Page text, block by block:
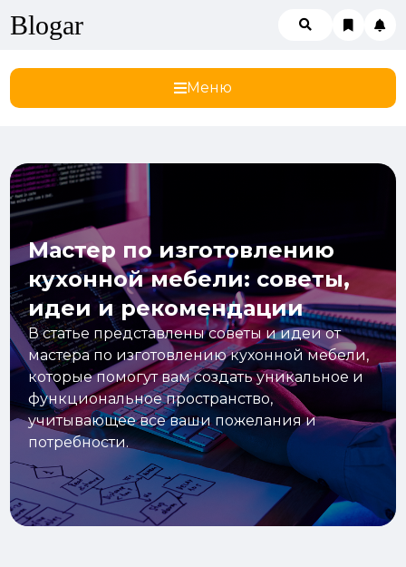
Blogar
Меню
Мастер по изготовлению
кухонной мебели: советы,
идеи и рекомендации
В статье представлены советы и идеи от
мастера по изготовлению кухонной мебели,
которые помогут вам создать уникальное и
функциональное пространство,
учитывающее все ваши пожелания и
потребности.